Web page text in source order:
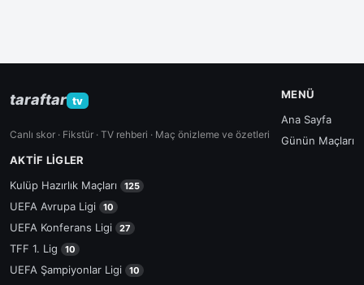
taraftar tv
Canlı skor · Fikstür · TV rehberi · Maç önizleme ve özetleri
MENÜ
Ana Sayfa
Günün Maçları
AKTIF LIGLER
Kulüp Hazırlık Maçları
125
UEFA Avrupa Ligi 10
UEFA Konferans Ligi 27
TFF 1. Lig 10
UEFA Şampiyonlar Ligi 10